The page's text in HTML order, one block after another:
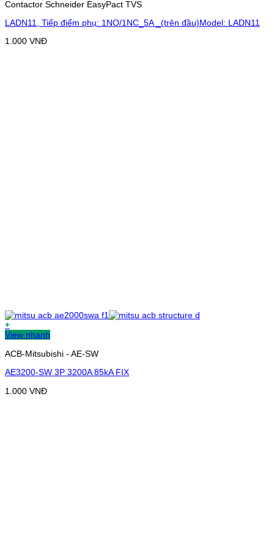
Contactor Schneider EasyPact TVS
LADN11, Tiếp điểm phụ: 1NO/1NC_5A _(trên đầu)Model: LADN11
1.000 VNĐ
+
View nhanh
ACB-Mitsubishi - AE-SW
AE3200-SW 3P 3200A 85kA FIX
1.000 VNĐ